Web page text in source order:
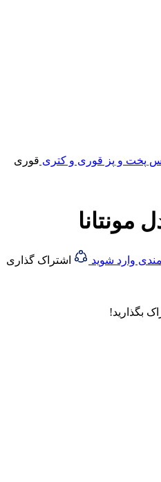
پخت و پز قوری و کتری قوری
مونتانا
وارد شوید
اشتراک گذاری
بگذارید!